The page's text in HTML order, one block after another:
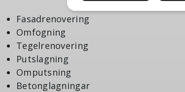
Fasadrenovering
Omfogning
Tegelrenovering
Putslagning
Omputsning
Betonglagningar